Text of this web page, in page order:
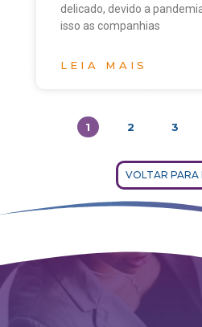
delicado, devido a
isso as companhias
LEIA MAIS
1 2 3
VOLTAR PARA